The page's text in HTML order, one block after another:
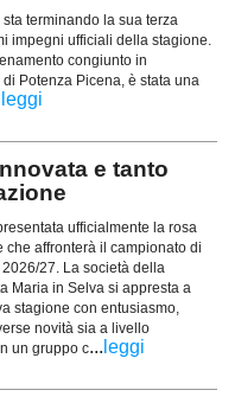
terminando la sua terza
impegni ufficiali della stagione.
congiunto in
Potenza Picena, è stata una
leggi
e tanto
ufficialmente la rosa
che affronterà il campionato di
27. La società della
Maria in Selva si appresta a
stagione con entusiasmo,
novità sia a livello
un gruppo c... leggi